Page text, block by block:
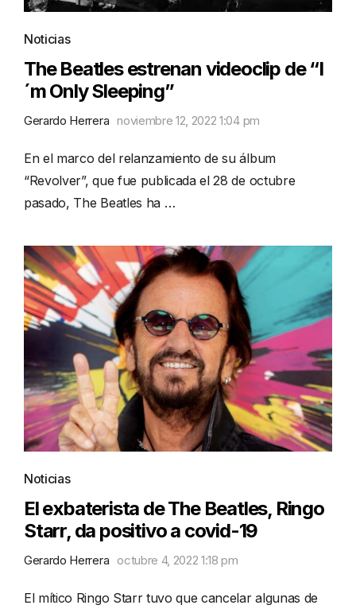
Noticias
The Beatles estrenan videoclip de “I
´m Only Sleeping”
Gerardo Herrera noviembre 12, 2022 1:04 pm
En el marco del relanzamiento de su álbum
“Revolver”, que fue publicada el 28 de octubre
pasado, The Beatles ha …
Noticias
El exbaterista de The Beatles, Ringo
Starr, da positivo a covid-19
Gerardo Herrera octubre 4, 2022 1:18 pm
El mítico Ringo Starr tuvo que cancelar algunas de